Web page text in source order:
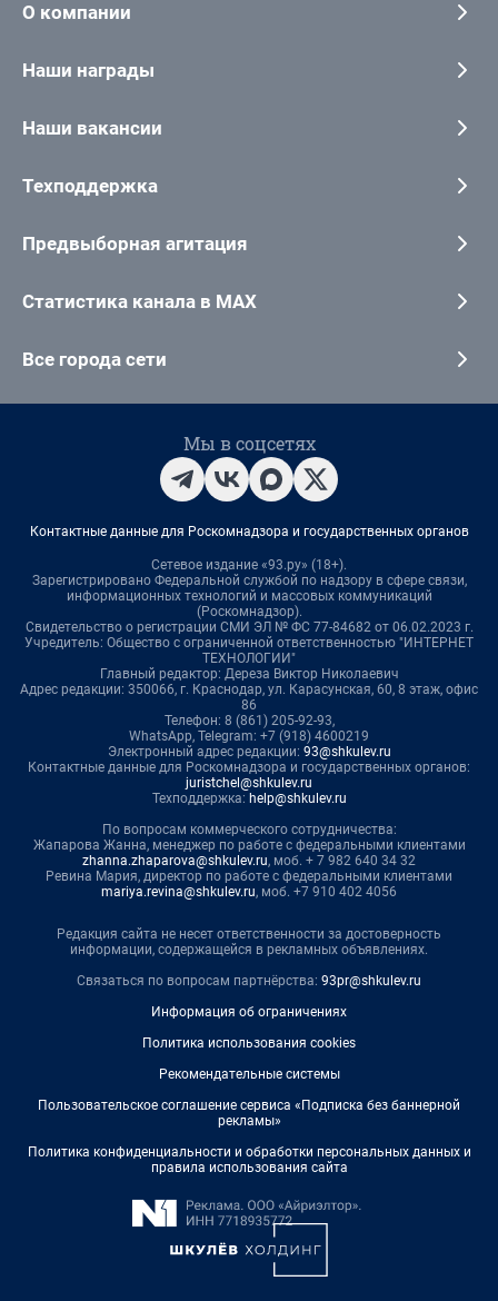
О компании
Наши награды
Наши вакансии
Техподдержка
Предвыборная агитация
Статистика канала в MAX
Все города сети
Мы в соцсетях
Контактные данные для Роскомнадзора и государственных органов
Сетевое издание «93.ру» (18+).
Зарегистрировано Федеральной службой по надзору в сфере связи,
информационных технологий и массовых коммуникаций
(Роскомнадзор).
Свидетельство о регистрации СМИ ЭЛ № ФС 77-84682 от 06.02.2023 г.
Учредитель: Общество с ограниченной ответственностью "ИНТЕРНЕТ
ТЕХНОЛОГИИ"
Главный редактор: Дереза Виктор Николаевич
Адрес редакции: 350066, г. Краснодар, ул. Карасунская, 60, 8 этаж, офис
86
Телефон: 8 (861) 205-92-93,
WhatsApp, Telegram: +7 (918) 4600219
Электронный адрес редакции: 93@shkulev.ru
Контактные данные для Роскомнадзора и государственных органов:
juristchel@shkulev.ru
Техподдержка: help@shkulev.ru
По вопросам коммерческого сотрудничества:
Жапарова Жанна, менеджер по работе с федеральными клиентами
zhanna.zhaparova@shkulev.ru, моб. + 7 982 640 34 32
Ревина Мария, директор по работе с федеральными клиентами
mariya.revina@shkulev.ru, моб. +7 910 402 4056
Редакция сайта не несет ответственности за достоверность
информации, содержащейся в рекламных объявлениях.
Связаться по вопросам партнёрства: 93pr@shkulev.ru
Информация об ограничениях
Политика использования cookies
Рекомендательные системы
Пользовательское соглашение сервиса «Подписка без баннерной
рекламы»
Политика конфиденциальности и обработки персональных данных и
правила использования сайта